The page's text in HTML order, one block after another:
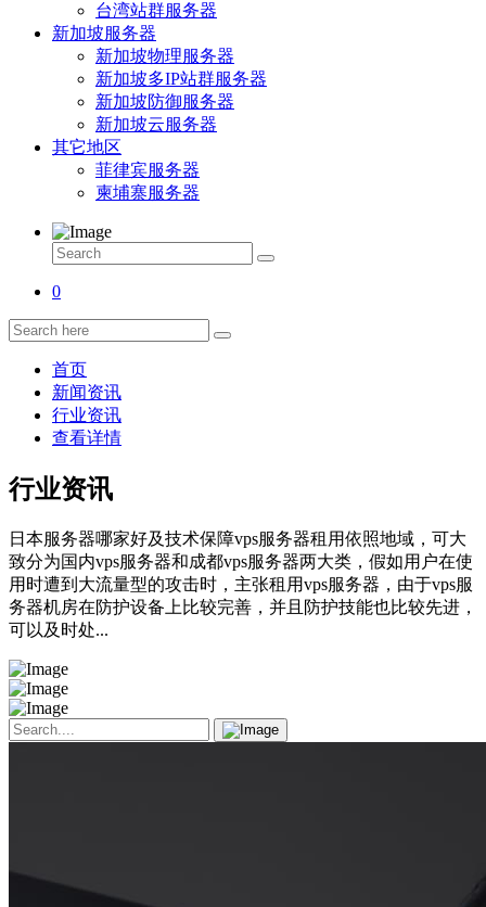
台湾站群服务器
新加坡服务器
新加坡物理服务器
新加坡多IP站群服务器
新加坡防御服务器
新加坡云服务器
其它地区
菲律宾服务器
柬埔寨服务器
0
首页
新闻资讯
行业资讯
查看详情
行业资讯
日本服务器哪家好及技术保障vps服务器租用依照地域，可大
致分为国内vps服务器和成都vps服务器两大类，假如用户在使
用时遭到大流量型的攻击时，主张租用vps服务器，由于vps服
务器机房在防护设备上比较完善，并且防护技能也比较先进，
可以及时处...